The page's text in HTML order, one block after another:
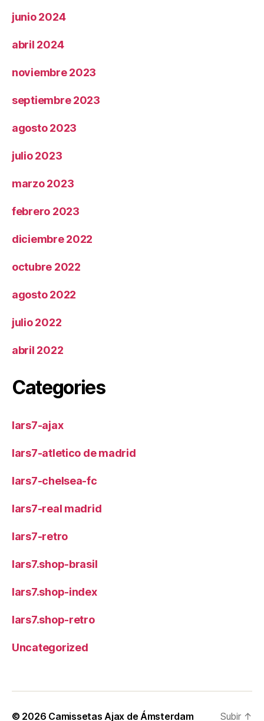
junio 2024
abril 2024
noviembre 2023
septiembre 2023
agosto 2023
julio 2023
marzo 2023
febrero 2023
diciembre 2022
octubre 2022
agosto 2022
julio 2022
abril 2022
Categories
lars7-ajax
lars7-atletico de madrid
lars7-chelsea-fc
lars7-real madrid
lars7-retro
lars7.shop-brasil
lars7.shop-index
lars7.shop-retro
Uncategorized
© 2026 Camissetas Ajax de Ámsterdam Subir ↑